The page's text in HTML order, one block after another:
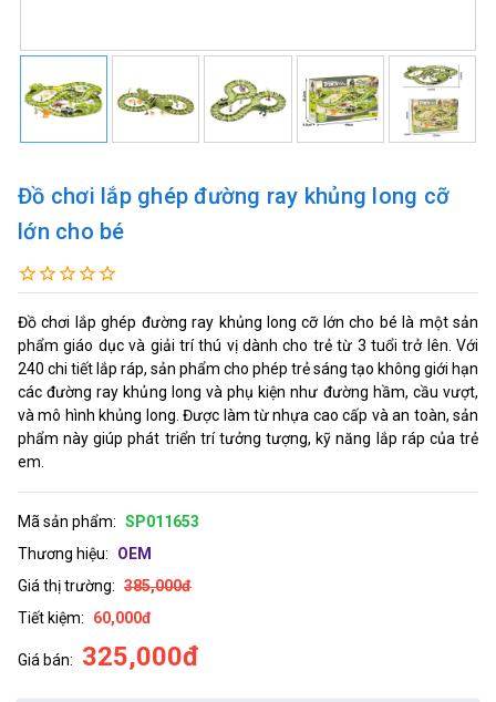
Đồ chơi lắp ghép đường ray khủng long cỡ
lớn cho bé
Đồ chơi lắp ghép đường ray khủng long cỡ lớn cho bé là một sản
phẩm giáo dục và giải trí thú vị dành cho trẻ từ 3 tuổi trở lên. Với
240 chi tiết lắp ráp, sản phẩm cho phép trẻ sáng tạo không giới hạn
các đường ray khủng long và phụ kiện như đường hầm, cầu vượt,
và mô hình khủng long. Được làm từ nhựa cao cấp và an toàn, sản
phẩm này giúp phát triển trí tưởng tượng, kỹ năng lắp ráp của trẻ
em.
Mã sản phẩm: SP011653
Thương hiệu:
OEM
Giá thị trường: 385,000đ
Tiết kiệm:
60,000đ
Giá bán: 325,000đ